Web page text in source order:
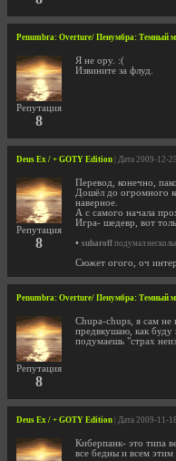
Penumbra: Overture/ Пенумбра: Темный
Репутация
8
Я не ору. :(
Извините за флуд.
Deus Ex / + GOTY Edition | Дата 2009-12-
Репутация
8
Перевод, конечно,
Дошёл до огромного
наверное.
А с самого начала
Игра- шедевр, вот
• suharoff подумал
Сюжет огого, оч
Penumbra: Overture/ Пенумбра: Темный
Репутация
8
Chupa-chups, я сам
предвкушаю, как буду
подумаешь "страх
Deus Ex / + GOTY Edition | Дата 2009-11-
Киберпанк- это типа
все бедны и всем этим